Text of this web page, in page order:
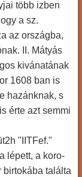
több izben
a sz.
az országba,
II. Mátyás
kivánatának
1608 ban is
hazánknak, s
érte azt semmi
"IITFef."
lépett, a koro-
birtokába találta